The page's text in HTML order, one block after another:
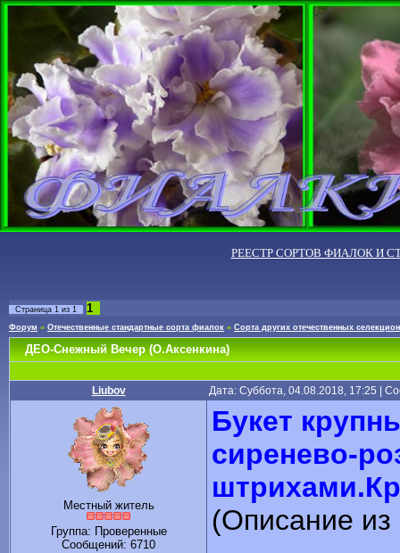
РЕЕСТР СОРТОВ ФИАЛОК И
Страница 1 из 1 1
Форум » Отечественные стандартные сорта фиалок » Сорта других отечественных
ДЕО-Снежный Вечер (О.Аксенкина)
Liubov Дата: Суббота, 04.08.2018, 17:25 |
Местный житель
Группа: Проверенные
Сообщений: 6710
Букет
сиренево-
(Описание из